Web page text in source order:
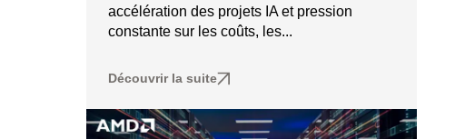
accélération des projets IA et pression
constante sur les coûts, les...
Découvrir la suite